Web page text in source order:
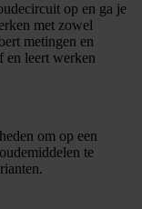
op en ga je
met zowel
metingen en
en leert werken
om op een
te